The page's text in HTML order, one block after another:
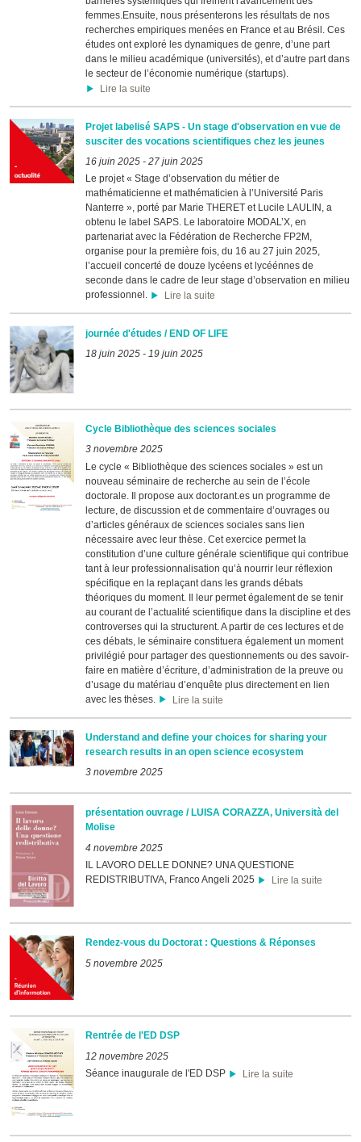
femmes.Ensuite, nous présenterons les résultats de nos
recherches empiriques menées en France et au Brésil. Ces
études ont exploré les dynamiques de genre, d’une part
dans le milieu académique (universités), et d’autre part dans
le secteur de l’économie numérique (startups).
Lire la suite
Projet labelisé SAPS - Un stage d'observation en vue de
susciter des vocations scientifiques chez les jeunes
16 juin 2025 - 27 juin 2025
Le projet « Stage d’observation du métier de
mathématicienne et mathématicien à l’Université Paris
Nanterre », porté par Marie THERET et Lucile LAULIN, a
obtenu le label SAPS. Le laboratoire MODAL’X, en
partenariat avec la Fédération de Recherche FP2M,
organise pour la première fois, du 16 au 27 juin 2025,
l’accueil concerté de douze lycéens et lycéénnes de
seconde dans le cadre de leur stage d’observation en milieu
professionnel.
Lire la suite
journée d'études / END OF LIFE
18 juin 2025 - 19 juin 2025
Cycle Bibliothèque des sciences sociales
3 novembre 2025
Le cycle « Bibliothèque des sciences sociales » est un
nouveau séminaire de recherche au sein de l’école
doctorale. Il propose aux doctorant.es un programme de
lecture, de discussion et de commentaire d’ouvrages ou
d’articles généraux de sciences sociales sans lien
nécessaire avec leur thèse. Cet exercice permet la
constitution d’une culture générale scientifique qui contribue
tant à leur professionnalisation qu’à nourrir leur réflexion
spécifique en la replaçant dans les grands débats
théoriques du moment. Il leur permet également de se tenir
au courant de l’actualité scientifique dans la discipline et des
controverses qui la structurent. A partir de ces lectures et de
ces débats, le séminaire constituera également un moment
privilégié pour partager des questionnements ou des savoir-
faire en matière d’écriture, d’administration de la preuve ou
d’usage du matériau d’enquête plus directement en lien
avec les thèses.
Lire la suite
Understand and define your choices for sharing your
research results in an open science ecosystem
3 novembre 2025
présentation ouvrage / LUISA CORAZZA, Università del
Molise
4 novembre 2025
IL LAVORO DELLE DONNE? UNA QUESTIONE
REDISTRIBUTIVA, Franco Angeli 2025
Lire la suite
Rendez-vous du Doctorat : Questions & Réponses
5 novembre 2025
Rentrée de l'ED DSP
12 novembre 2025
Séance inaugurale de l'ED DSP
Lire la suite